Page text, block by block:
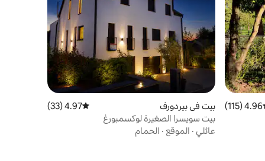
التقييم 4.96 من 5، 115 مراجعات
4.96 (115)
بيت في بيردورف متوسط التقييم 4.97 من 5، 33 مراجعات
4.97 (33)
بيت سويسرا الصغيرة لوكسمبورغ
عائلي · الموقع · الحمام